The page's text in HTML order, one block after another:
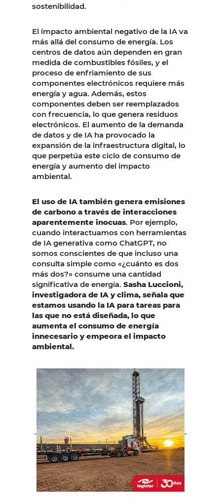
sostenibilidad.
El impacto ambiental negativo de la IA va
más allá del consumo de energía. Los
centros de datos aún dependen en gran
medida de combustibles fósiles, y el
proceso de enfriamiento de sus
componentes electrónicos requiere más
energía y agua. Además, estos
componentes deben ser reemplazados
con frecuencia, lo que genera residuos
electrónicos. El aumento de la demanda
de datos y de IA ha provocado la
expansión de la infraestructura digital, lo
que perpetúa este ciclo de consumo de
energía y aumento del impacto
ambiental.
El uso de IA también genera emisiones
de carbono a través de interacciones
aparentemente inocuas. Por ejemplo,
cuando interactuamos con herramientas
de IA generativa como ChatGPT, no
somos conscientes de que incluso una
consulta simple como «¿cuánto es dos
más dos?» consume una cantidad
significativa de energía. Sasha Luccioni,
investigadora de IA y clima, señala que
estamos usando la IA para tareas para
las que no está diseñada, lo que
aumenta el consumo de energía
innecesario y empeora el impacto
ambiental.